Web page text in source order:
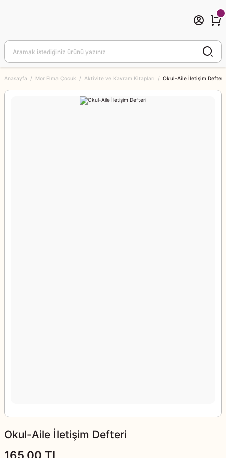
Anasayfa Mor Elma Çocuk Aktivite ve Kavram Kitapları Okul-Aile İletişim Defteri
Okul-Aile İletişim Defteri
165,00 TL